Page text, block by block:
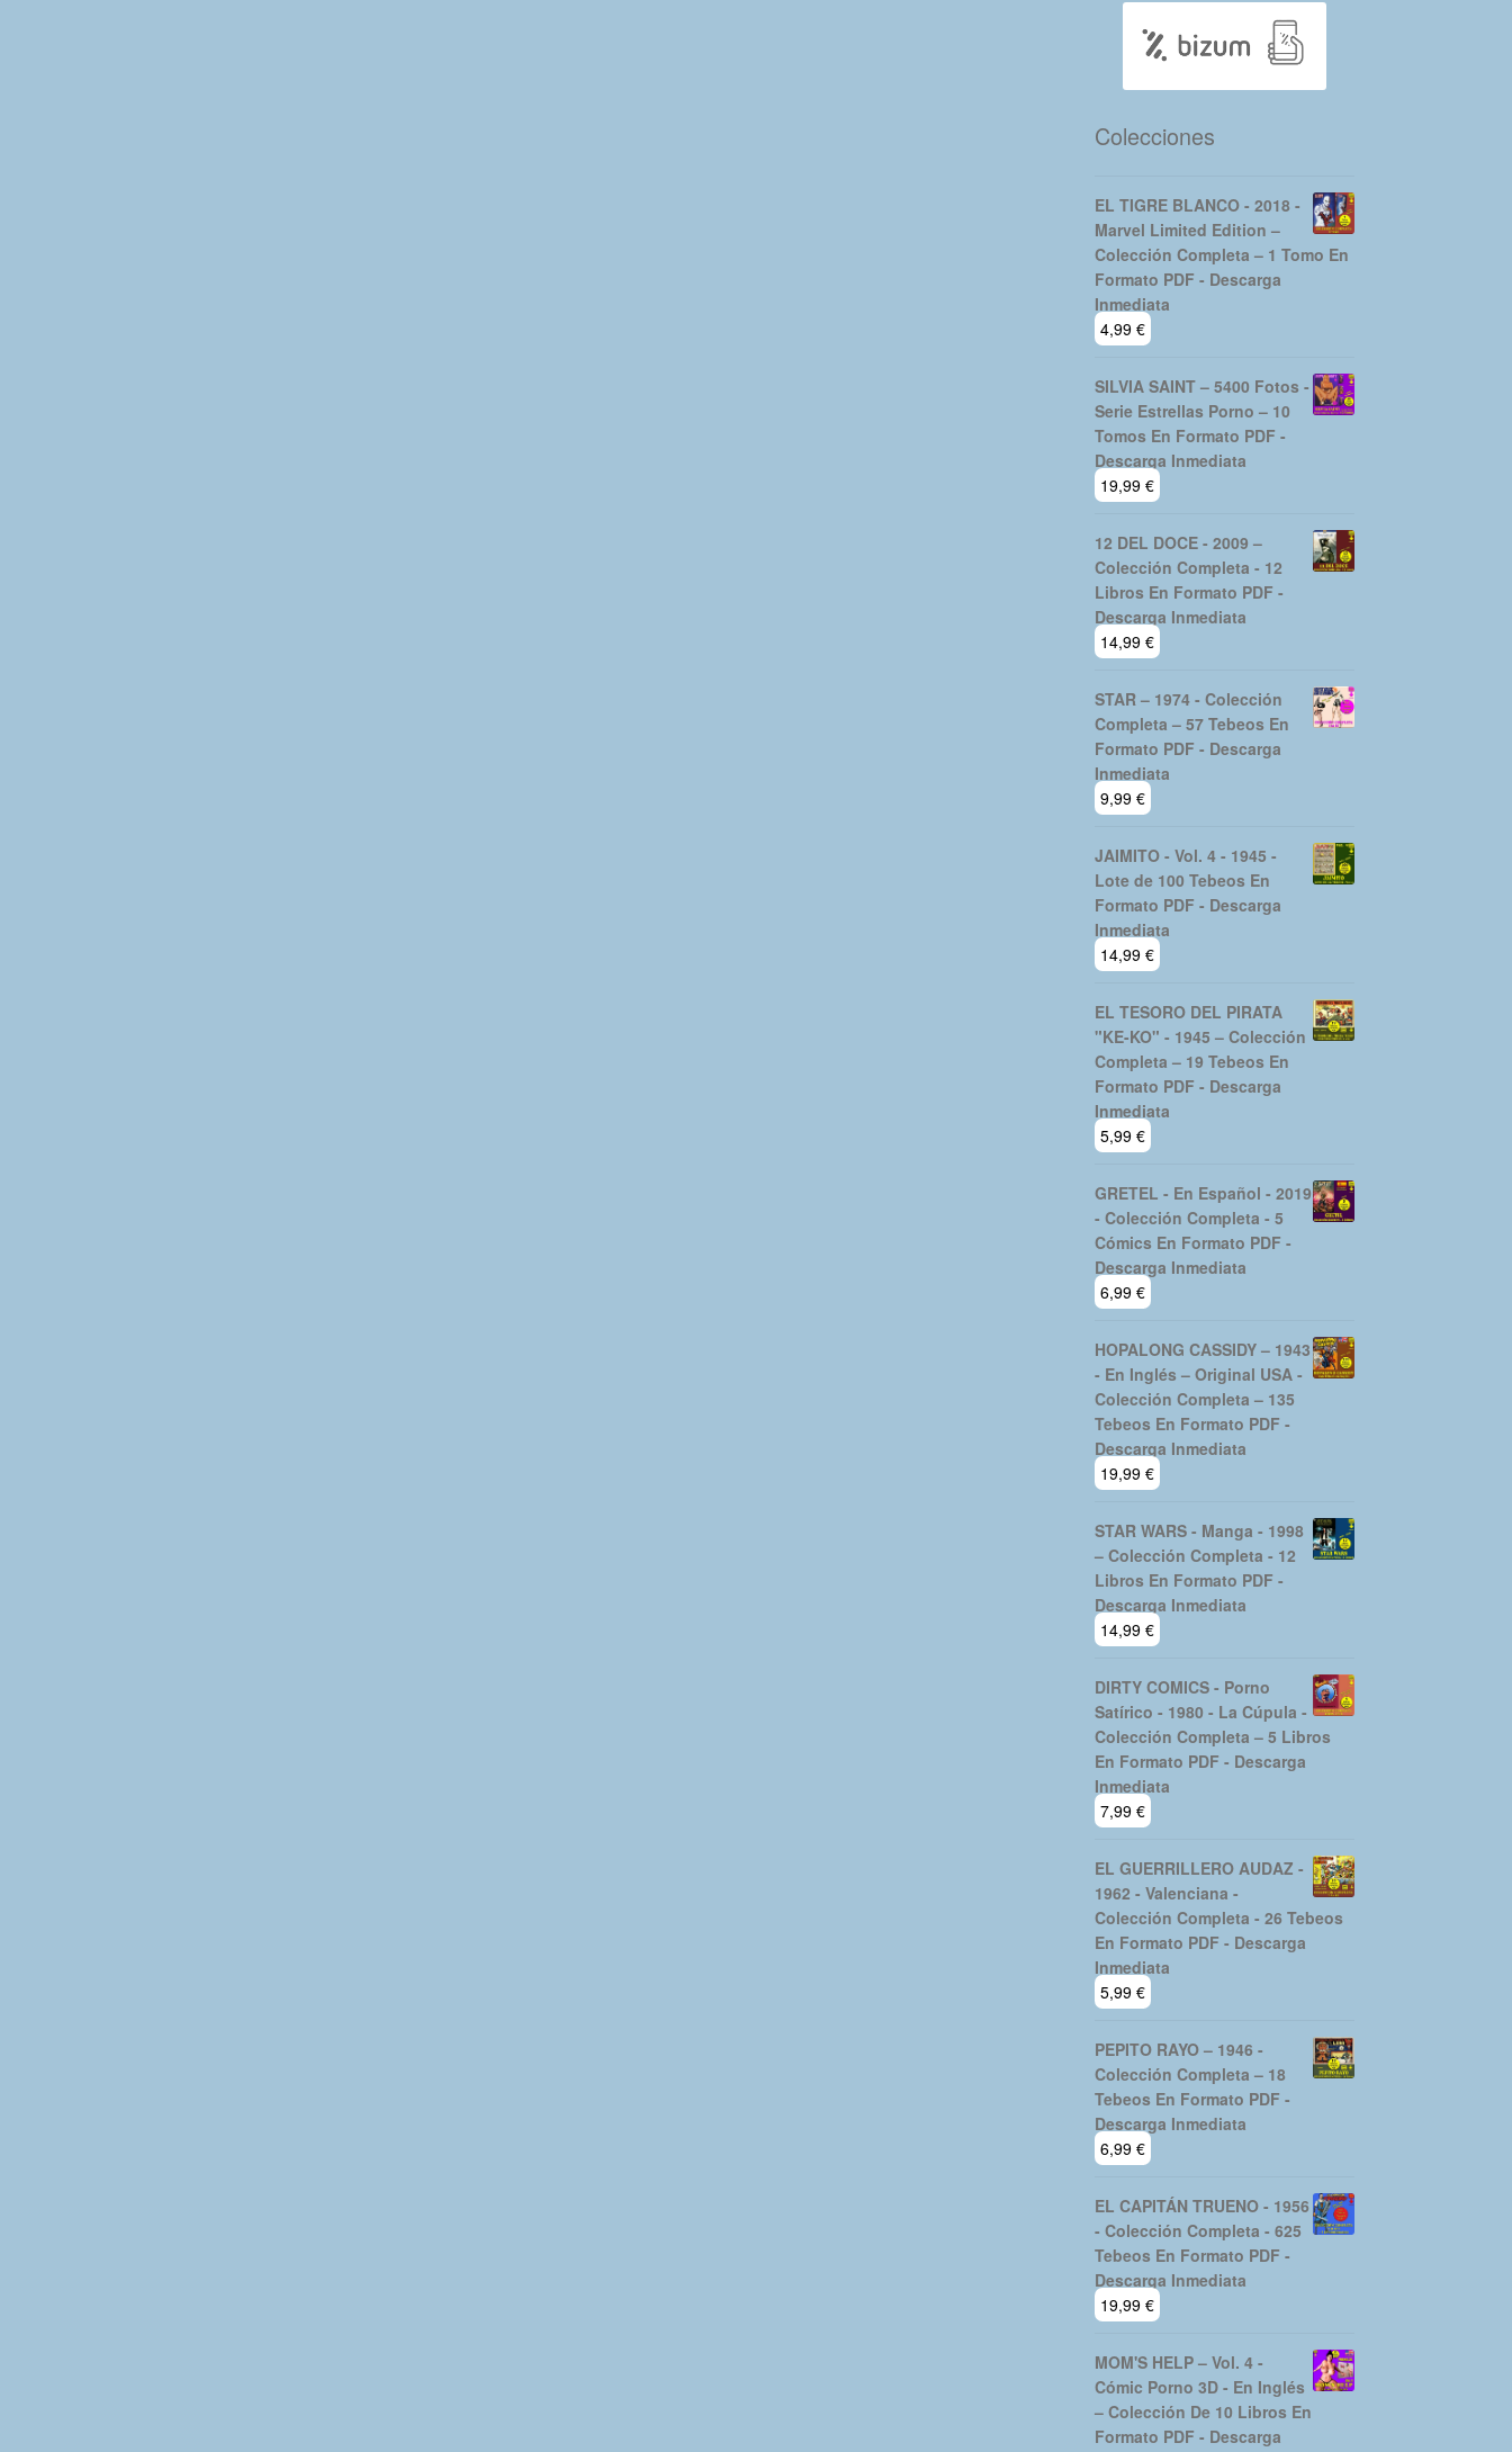
Colecciones
EL TIGRE BLANCO - 2018 -
Marvel Limited Edition –
Colección Completa – 1 Tomo En
Formato PDF - Descarga
Inmediata
4,99 €
SILVIA SAINT – 5400 Fotos -
Serie Estrellas Porno – 10
Tomos En Formato PDF -
Descarga Inmediata
19,99 €
12 DEL DOCE - 2009 –
Colección Completa - 12
Libros En Formato PDF -
Descarga Inmediata
14,99 €
STAR – 1974 - Colección
Completa – 57 Tebeos En
Formato PDF - Descarga
Inmediata
9,99 €
JAIMITO - Vol. 4 - 1945 -
Lote de 100 Tebeos En
Formato PDF - Descarga
Inmediata
14,99 €
EL TESORO DEL PIRATA
"KE-KO" - 1945 – Colección
Completa – 19 Tebeos En
Formato PDF - Descarga
Inmediata
5,99 €
GRETEL - En Español - 2019
- Colección Completa - 5
Cómics En Formato PDF -
Descarga Inmediata
6,99 €
HOPALONG CASSIDY – 1943
- En Inglés – Original USA -
Colección Completa – 135
Tebeos En Formato PDF -
Descarga Inmediata
19,99 €
STAR WARS - Manga - 1998
– Colección Completa - 12
Libros En Formato PDF -
Descarga Inmediata
14,99 €
DIRTY COMICS - Porno
Satírico - 1980 - La Cúpula -
Colección Completa – 5 Libros
En Formato PDF - Descarga
Inmediata
7,99 €
EL GUERRILLERO AUDAZ -
1962 - Valenciana -
Colección Completa - 26 Tebeos
En Formato PDF - Descarga
Inmediata
5,99 €
PEPITO RAYO – 1946 -
Colección Completa – 18
Tebeos En Formato PDF -
Descarga Inmediata
6,99 €
EL CAPITÁN TRUENO - 1956
- Colección Completa - 625
Tebeos En Formato PDF -
Descarga Inmediata
19,99 €
MOM'S HELP – Vol. 4 -
Cómic Porno 3D - En Inglés
– Colección De 10 Libros En
Formato PDF - Descarga